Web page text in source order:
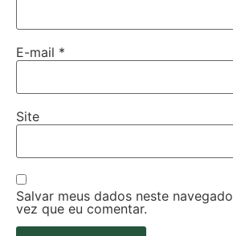
E-mail *
Site
Salvar meus dados neste
vez que eu comentar.